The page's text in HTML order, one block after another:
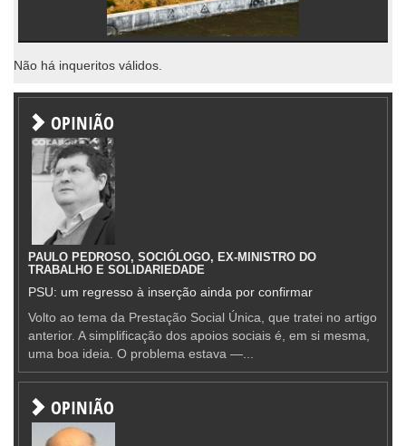
Não há inqueritos válidos.
OPINIÃO
PAULO PEDROSO, SOCIÓLOGO, EX-MINISTRO DO
TRABALHO E SOLIDARIEDADE
PSU: um regresso à inserção ainda por confirmar
Volto ao tema da Prestação Social Única, que tratei no artigo
anterior. A simplificação dos apoios sociais é, em si mesma,
uma boa ideia. O problema estava —...
OPINIÃO